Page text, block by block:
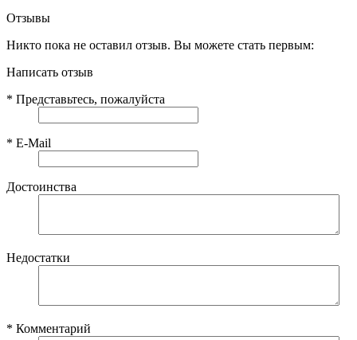
Отзывы
Никто пока не оставил отзыв. Вы можете стать первым:
Написать отзыв
* Представьтесь, пожалуйста
* E-Mail
Достоинства
Недостатки
* Комментарий